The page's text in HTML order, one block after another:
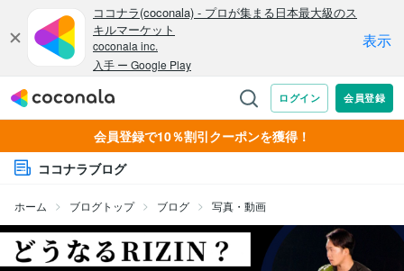
会員登録で10％割引クーポンを獲得！
ココナラブログ
ホーム ブログトップ ブログ 写真・動画